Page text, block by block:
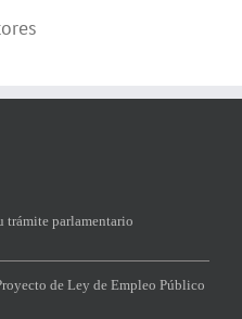
trámite parlamentario
de Ley de Empleo Público